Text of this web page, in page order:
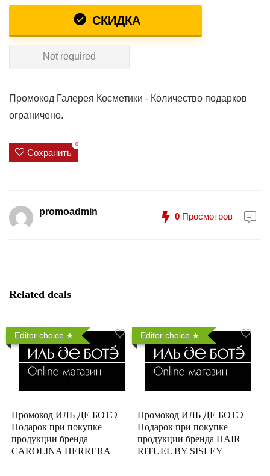
СКИДКА
Not required
Промокод Галерея Косметики - Количество подарков
ограничено.
Сохранить
0
promoadmin 0 Просмотров
Related deals
Editor choice
Промокод ИЛЬ ДЕ БОТЭ —
Подарок при покупке
продукции бренда
CAROLINA HERRERA
Editor choice
Промокод ИЛЬ ДЕ БОТЭ —
Подарок при покупке
продукции бренда HAIR
RITUEL BY SISLEY